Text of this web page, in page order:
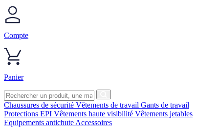
Compte
Panier
Chaussures de sécurité Vêtements de travail Gants de travail
Protections EPI Vêtements haute visibilité Vêtements jetables
Equipements antichute Accessoires